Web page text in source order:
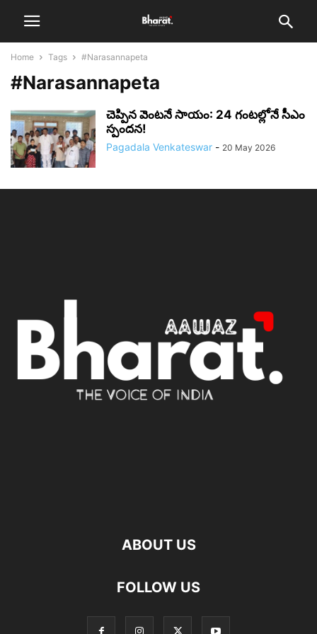
Home Tags #Narasannapeta
#Narasannapeta
చెప్పిన వెంటనే సాయం: 24 గంటల్లోనే సీఎం
స్పందన!
Pagadala Venkateswar - 20 May 2026
ABOUT US
FOLLOW US